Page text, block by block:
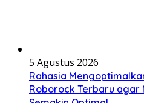
5 Agustus 2026
Rahasia
Roborock Terbaru agar